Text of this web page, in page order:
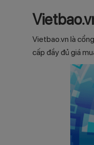
Vietbao.vn là
cấp đầy đủ giá